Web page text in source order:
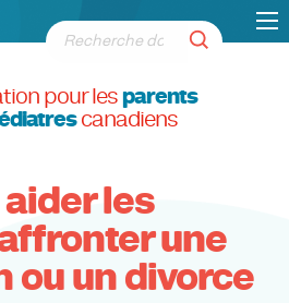
pour les parents
canadiens
les
une
ou un divorce